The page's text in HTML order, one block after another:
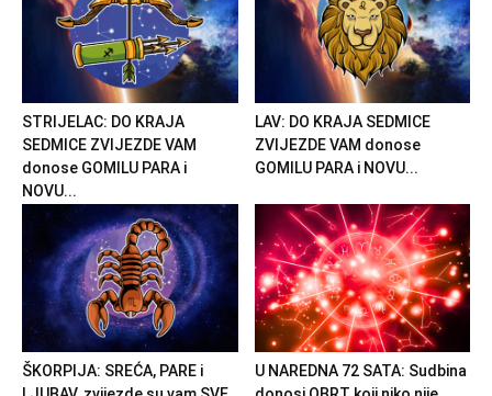
STRIJELAC: DO KRAJA
SEDMICE ZVIJEZDE VAM
donose GOMILU PARA i
NOVU...
LAV: DO KRAJA SEDMICE
ZVIJEZDE VAM donose
GOMILU PARA i NOVU...
ŠKORPIJA: SREĆA, PARE i
U NAREDNA 72 SATA: Sudbina